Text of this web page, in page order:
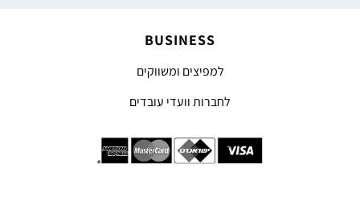
BUSINESS
למפיצים ומשווקים
לחברות וועדי עובדים